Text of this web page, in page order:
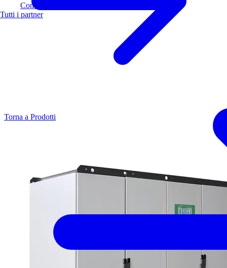
Comoli Ferrari
Tutti i partner
Torna a Prodotti